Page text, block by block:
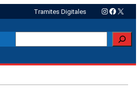
Tramites Digitales Instagram
X